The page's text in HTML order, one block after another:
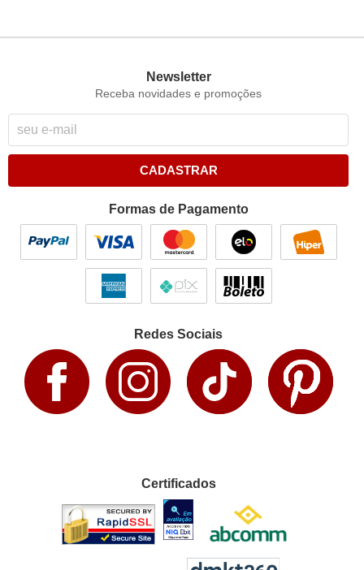
Newsletter
Receba novidades e promoções
CADASTRAR
Formas de Pagamento
Redes Sociais
Certificados